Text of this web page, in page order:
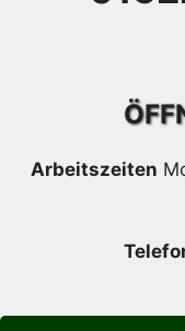
Arbeitszeiten